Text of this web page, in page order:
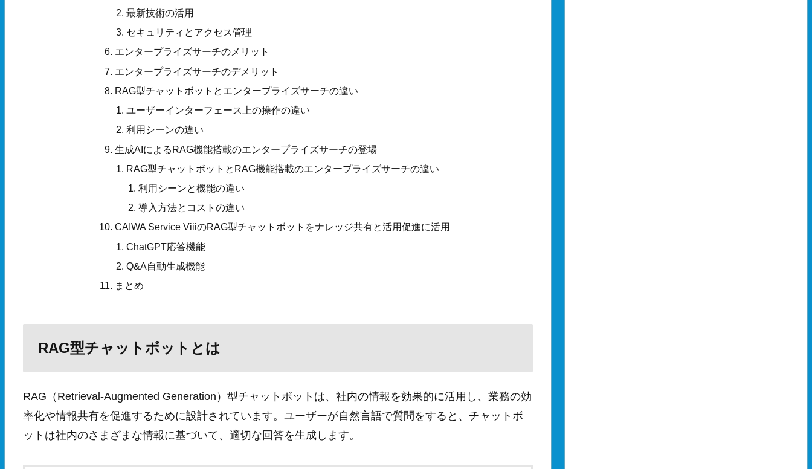
最新技術の活用
セキュリティとアクセス管理
エンタープライズサーチのメリット
エンタープライズサーチのデメリット
RAG型チャットボットとエンタープライズサーチの違い
ユーザーインターフェース上の操作の違い
利用シーンの違い
生成AIによるRAG機能搭載のエンタープライズサーチの登場
RAG型チャットボットとRAG機能搭載のエンタープライズサーチの違い
利用シーンと機能の違い
導入方法とコストの違い
CAIWA Service ViiiのRAG型チャットボットをナレッジ共有と活用促進に活用
ChatGPT応答機能
Q&A自動生成機能
まとめ
RAG型チャットボットとは
RAG（Retrieval-Augmented Generation）型チャットボットは、社内の情報を効果的に活用し、業務の効
率化や情報共有を促進するために設計されています。ユーザーが自然言語で質問をすると、チャットボ
ットは社内のさまざまな情報に基づいて、適切な回答を生成します。